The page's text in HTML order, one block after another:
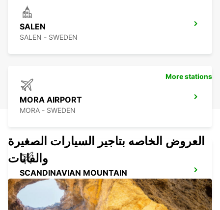
SALEN
SALEN - SWEDEN
MORA AIRPORT
MORA - SWEDEN
SCANDINAVIAN MOUNTAIN
SALEN - SWEDEN
More stations
العروض الخاصه بتاجير السيارات الصغيرة
والفانات